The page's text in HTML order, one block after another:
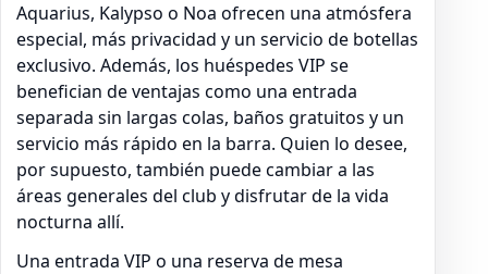
Aquarius, Kalypso o Noa ofrecen una atmósfera
especial, más privacidad y un servicio de botellas
exclusivo. Además, los huéspedes VIP se
benefician de ventajas como una entrada
separada sin largas colas, baños gratuitos y un
servicio más rápido en la barra. Quien lo desee,
por supuesto, también puede cambiar a las
áreas generales del club y disfrutar de la vida
nocturna allí.
Una entrada VIP o una reserva de mesa